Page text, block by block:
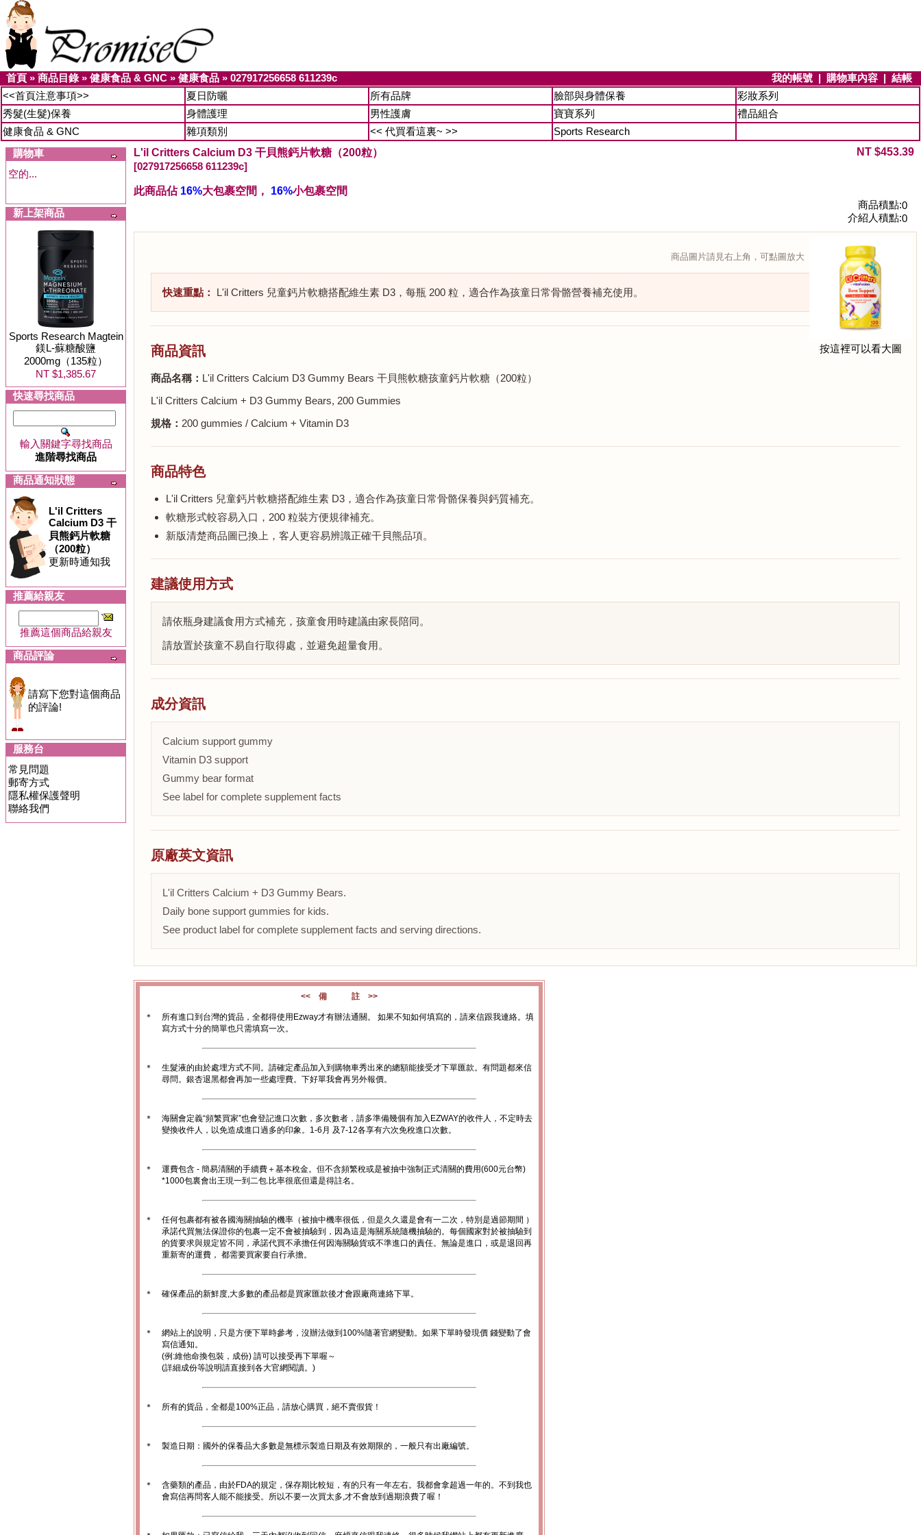
首頁 » 商品目錄» 健康食品 & GNC » 健康食品 » 027917256658 611239c 我的帳號 | 購物車內容 | 結帳
<<首頁注意事項>>
夏日防曬 所有品牌 臉部與身體保養
彩妝系列
秀髮(生髮)保養
身體護理 男性護膚 寶寶系列
禮品組合
健康食品 & GNC
雜項類別 << 代買看這裏~ >>
Sports Research
購物車
空的...
新上架商品
Sports Research Magtein
鎂L-蘇糖酸鹽
2000mg（135粒）
NT $1,385.67
快速尋找商品
輸入關鍵字尋找商品
進階尋找商品
商品通知狀態
L'il Critters
Calcium D3 干
貝熊鈣片軟糖
（200粒）
更新時通知我
推薦給親友
推薦這個商品給親友
商品評論
請寫下您對這個商品
的評論!
服務台
常見問題
郵寄方式
隱私權保護聲明
聯絡我們
L'il Critters Calcium D3 干貝熊鈣片軟糖（200粒）
[027917256658 611239c]
NT $453.39
此商品佔 16%大包裹空間， 16%小包裹空間
商品積點:0
介紹人積點:0
按這裡可以看大圖
商品圖片請見右上角，可點圖放大
快速重點： L'il Critters 兒童鈣片軟糖搭配維生素 D3，每瓶 200 粒，適合作為孩童日常骨骼營養補充使用。
商品資訊
商品名稱： L'il Critters Calcium D3 Gummy Bears 干貝熊軟糖孩童鈣片軟糖（200粒）
L'il Critters Calcium + D3 Gummy Bears, 200 Gummies
規格： 200 gummies / Calcium + Vitamin D3
商品特色
L'il Critters 兒童鈣片軟糖搭配維生素 D3，適合作為孩童日常骨骼保養與鈣質補充。
軟糖形式較容易入口，200 粒裝方便規律補充。
新版清楚商品圖已換上，客人更容易辨識正確干貝熊品項。
建議使用方式
請依瓶身建議食用方式補充，孩童食用時建議由家長陪同。
請放置於孩童不易自行取得處，並避免超量食用。
成分資訊
Calcium support gummy
Vitamin D3 support
Gummy bear format
See label for complete supplement facts
原廠英文資訊
L'il Critters Calcium + D3 Gummy Bears.
Daily bone support gummies for kids.
See product label for complete supplement facts and serving directions.
<< 備 註 >>
＊
所有進口到台灣的貨品，全都得使用Ezway才有辦法通關。 如果不知如何填寫的，請來信跟我連絡。填
寫方式十分的簡單也只需填寫一次。
＊
生髮液的由於處埋方式不同。請確定產品加入到購物車秀出來的總額能接受才下單匯款。有問題都來信
尋問。銀杏退黑都會再加一些處理費。下好單我會再另外報價。
＊
海關會定義“頻繁買家”也會登記進口次數，多次數者，請多準備幾個有加入EZWAY的收件人，不定時去
變換收件人，以免造成進口過多的印象。1-6月 及7-12各享有六次免稅進口次數。
＊
運費包含 - 簡易清關的手續費＋基本稅金。但不含頻繁稅或是被抽中強制正式清關的費用(600元台幣)
*1000包裏會出王現一到二包.比率很底但還是得註名。
＊
任何包裹都有被各國海關抽驗的機率（被抽中機率很低，但是久久還是會有一二次，特別是過節期間 ）
承諾代買無法保證你的包裹一定不會被抽驗到，因為這是海關系統隨機抽驗的。每個國家對於被抽驗到
的貨要求與規定皆不同，承諾代買不承擔任何因海關驗貨或不準進口的責任。無論是進口，或是退回再
重新寄的運費， 都需要買家要自行承擔。
＊ 確保產品的新鮮度,大多數的產品都是買家匯款後才會跟廠商連絡下單。
＊
網站上的說明，只是方便下單時參考，沒辦法做到100%隨著官網變動。如果下單時發現價 錢變動了會
寫信通知。
(例:維他命換包裝，成份) 請可以接受再下單喔～
(詳細成份等說明請直接到各大官網閱讀。)
＊ 所有的貨品，全都是100%正品，請放心購買，絕不賣假貨！
＊ 製造日期：國外的保養品大多數是無標示製造日期及有效期限的，一般只有出廠編號。
＊
含藥類的產品，由於FDA的規定，保存期比較短，有的只有一年左右。我都會拿超過一年的。不到我也
會寫信再問客人能不能接受。所以不要一次買太多,才不會放到過期浪費了喔！